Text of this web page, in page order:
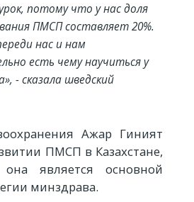
потому что у нас доля
ПМСП составляет 20%.
нас и нам
есть чему научиться у
- сказала шведский
Ажар Гиният
ПМСП в Казахстане,
является основной
минздрава.